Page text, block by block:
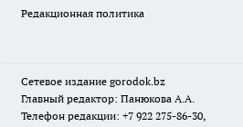
Редакционная политика
Сетевое издание gorodok.bz
Главный редактор: Панюкова А.А.
Телефон редакции: +7 922 275-86-30,